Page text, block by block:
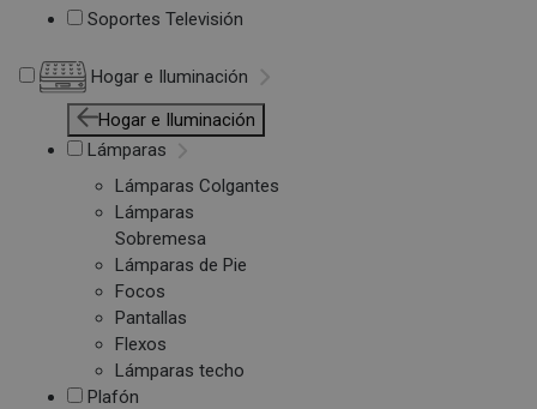
Soportes Televisión
Hogar e Iluminación
Hogar e Iluminación
Lámparas
Lámparas Colgantes
Lámparas
Sobremesa
Lámparas de Pie
Focos
Pantallas
Flexos
Lámparas techo
Plafón